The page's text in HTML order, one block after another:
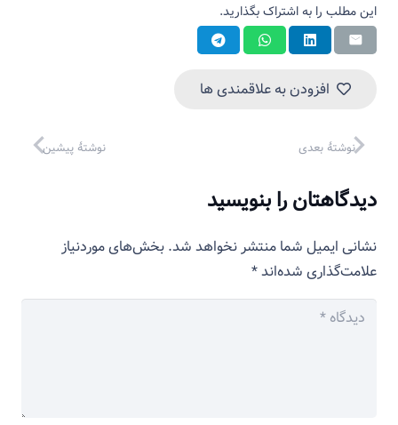
این مطلب را به اشتراک بگذارید.
افزودن به علاقمندی ها
نوشتهٔ پیشین نوشتهٔ بعدی
دیدگاهتان را بنویسید
نشانی ایمیل شما منتشر نخواهد شد. بخش‌های موردنیاز
علامت‌گذاری شده‌اند*